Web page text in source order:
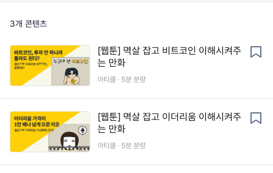
3개 콘텐츠
[웹툰] 멱살 잡고 비트코인 이해시켜주
는 만화
아티클 · 5분 분량
[웹툰] 멱살 잡고 이더리움 이해시켜주
는 만화
아티클 · 5분 분량